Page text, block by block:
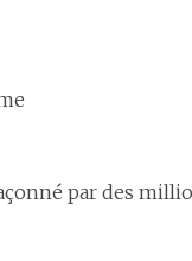
par des